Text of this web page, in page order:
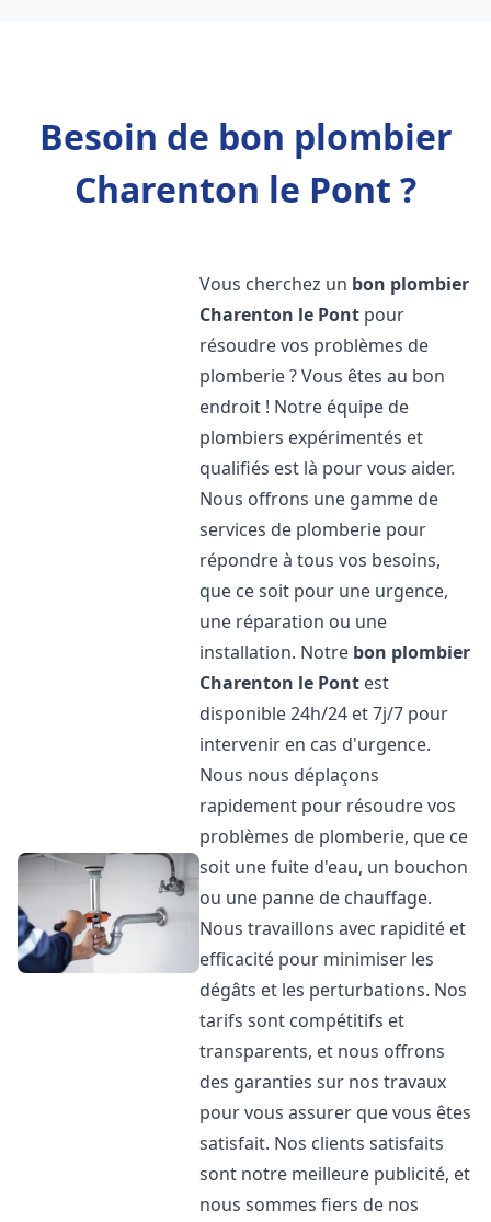
Besoin de bon plombier
Charenton le Pont ?
Vous cherchez un bon plombier
Charenton le Pont pour
résoudre vos problèmes de
plomberie ? Vous êtes au bon
endroit ! Notre équipe de
plombiers expérimentés et
qualifiés est là pour vous aider.
Nous offrons une gamme de
services de plomberie pour
répondre à tous vos besoins,
que ce soit pour une urgence,
une réparation ou une
installation. Notre bon plombier
Charenton le Pont est
disponible 24h/24 et 7j/7 pour
intervenir en cas d'urgence.
Nous nous déplaçons
rapidement pour résoudre vos
problèmes de plomberie, que ce
soit une fuite d'eau, un bouchon
ou une panne de chauffage.
Nous travaillons avec rapidité et
efficacité pour minimiser les
dégâts et les perturbations. Nos
tarifs sont compétitifs et
transparents, et nous offrons
des garanties sur nos travaux
pour vous assurer que vous êtes
satisfait. Nos clients satisfaits
sont notre meilleure publicité, et
nous sommes fiers de nos